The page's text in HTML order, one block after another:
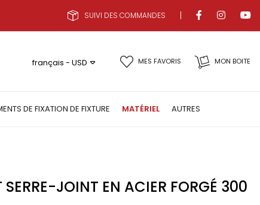
SUIVI DES COMMANDES
MON BOITE
MES FAVORIS
français - USD
DE FIXATION DE FIXTURE MATÉRIEL AUTRES
SERRE-JOINT EN ACIER FORGÉ 300